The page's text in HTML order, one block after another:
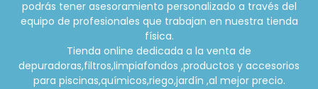
podrás tener asesoramiento personalizado a través del
equipo de profesionales que trabajan en nuestra tienda
física.
Tienda online dedicada a la venta de
depuradoras,filtros,limpiafondos ,productos y accesorios
para piscinas,químicos,riego,jardín ,al mejor precio.